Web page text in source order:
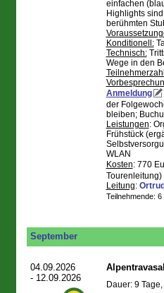
einfachen
Highlights
berühmten
Konditionell:
Technisch:
Wege in den
Anmeldung
der
bleiben;
Leistungen:
Frühstück
WLAN
Kosten: 770
Tourenleitung)
Leitung:
Teilnehmende:
September
04.09.2026
- 12.09.2026
Dauer: 9